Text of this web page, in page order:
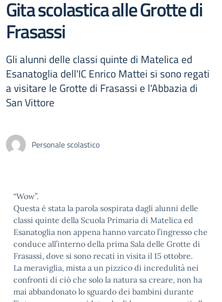
Gita scolastica alle Grotte di
Frasassi
Gli alunni delle classi quinte di Matelica ed
Esanatoglia dell'IC Enrico Mattei si sono regati
a visitare le Grotte di Frasassi e l'Abbazia di
San Vittore
Personale scolastico
“Wow”.
Questa è stata la parola sospirata dagli alunni delle
classi quinte della Scuola Primaria di Matelica ed
Esanatoglia non appena hanno varcato l’ingresso che
conduce all’interno della prima Sala delle Grotte di
Frasassi, dove si sono recati in visita il 15 ottobre.
La meraviglia, mista a un pizzico di incredulità nei
confronti di ciò che solo la natura sa creare, non ha
mai abbandonato lo sguardo dei bambini durante